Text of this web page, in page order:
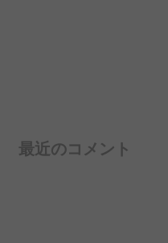
最近のコメント